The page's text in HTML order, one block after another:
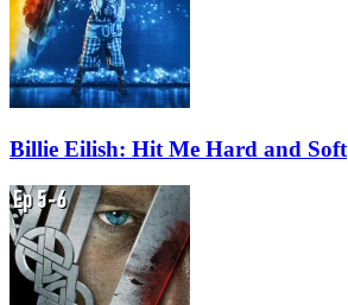
Billie Eilish: Hit Me Hard and Soft